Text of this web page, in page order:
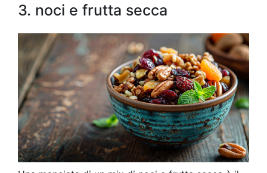
3. noci e frutta secca